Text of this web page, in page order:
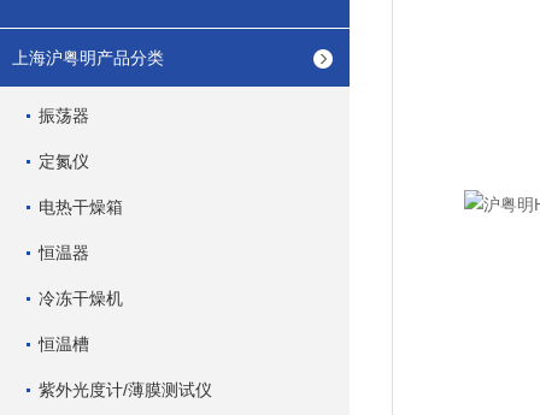
上海沪粤明产品分类
振荡器
定氮仪
电热干燥箱
恒温器
冷冻干燥机
恒温槽
紫外光度计/薄膜测试仪